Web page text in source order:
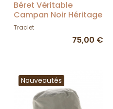
Béret Véritable
Campan Noir Héritage
par Laulhère 10 pouces
- Véritable Campan -
Traclet
75,00 €
Nouveautés